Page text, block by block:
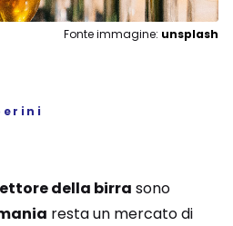
Fonte immagine: unsplash
della birra sono
resta un mercato di